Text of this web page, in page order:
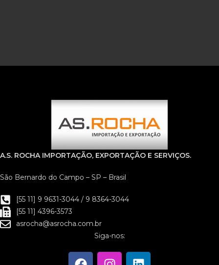
A.S. ROCHA IMPORTAÇÃO, EXPORTAÇÃO E SERVIÇOS.
São Bernardo do Campo – SP – Brasil
[55 11] 9 9631-3044 / 9 8364-3044
[55 11] 4396-3573
asrocha@asrocha.com.br
Siga-nos: